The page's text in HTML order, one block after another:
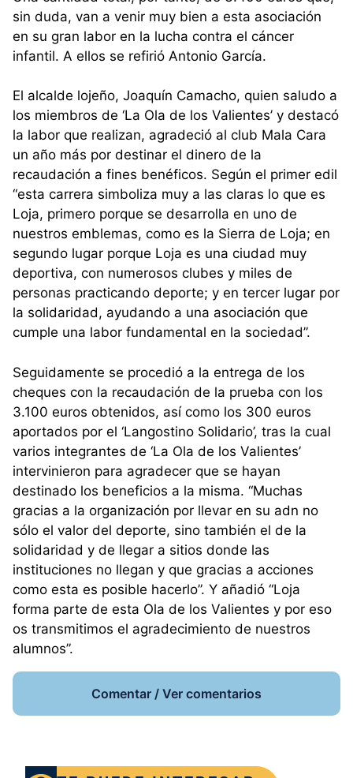
sin duda, van a venir muy bien a esta asociación
en su gran labor en la lucha contra el cáncer
infantil. A ellos se refirió Antonio García.
El alcalde lojeño, Joaquín Camacho, quien saludo a
los miembros de ‘La Ola de los Valientes’ y destacó
la labor que realizan, agradeció al club Mala Cara
un año más por destinar el dinero de la
recaudación a fines benéficos. Según el primer edil
“esta carrera simboliza muy a las claras lo que es
Loja, primero porque se desarrolla en uno de
nuestros emblemas, como es la Sierra de Loja; en
segundo lugar porque Loja es una ciudad muy
deportiva, con numerosos clubes y miles de
personas practicando deporte; y en tercer lugar por
la solidaridad, ayudando a una asociación que
cumple una labor fundamental en la sociedad”.
Seguidamente se procedió a la entrega de los
cheques con la recaudación de la prueba con los
3.100 euros obtenidos, así como los 300 euros
aportados por el ‘Langostino Solidario’, tras la cual
varios integrantes de ‘La Ola de los Valientes’
intervinieron para agradecer que se hayan
destinado los beneficios a la misma. “Muchas
gracias a la organización por llevar en su adn no
sólo el valor del deporte, sino también el de la
solidaridad y de llegar a sitios donde las
instituciones no llegan y que gracias a acciones
como esta es posible hacerlo”. Y añadió “Loja
forma parte de esta Ola de los Valientes y por eso
os transmitimos el agradecimiento de nuestros
alumnos”.
Comentar / Ver comentarios